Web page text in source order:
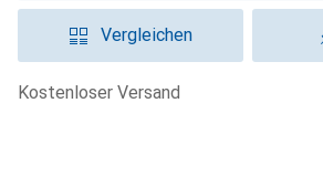
Vergleichen
kostenloser Versand